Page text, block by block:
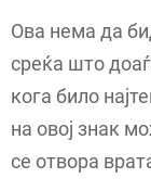
Ова нема да
среќа што
кога било
на овој знак
се отвора